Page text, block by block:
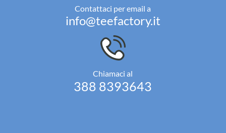
Contattaci per email a
info@teefactory.it
Chiamaci al
388 8393643